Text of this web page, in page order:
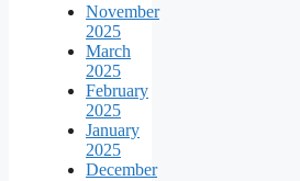
November
2025
March
2025
February
2025
January
2025
December